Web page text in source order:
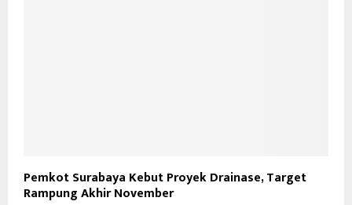
Pemkot Surabaya Kebut Proyek Drainase, Target
Rampung Akhir November